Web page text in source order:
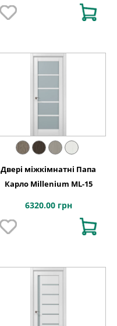
Двері міжкімнатні Папа
Карло Millenium ML-15
6320.00 грн